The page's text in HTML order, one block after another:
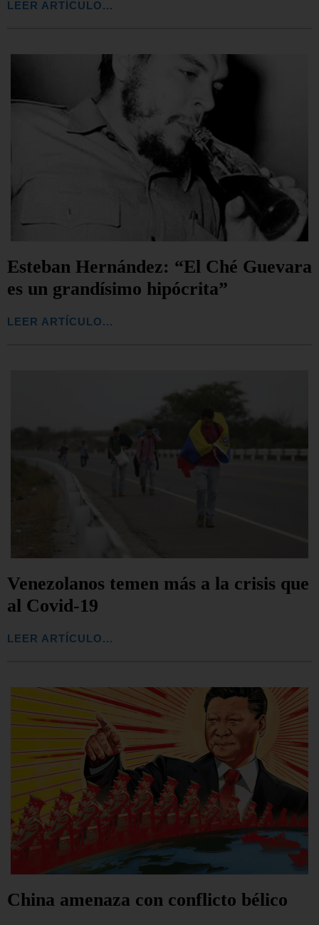
LEER ARTÍCULO...
Esteban Hernández: “El Ché Guevara
es un grandísimo hipócrita”
LEER ARTÍCULO...
Venezolanos temen más a la crisis que
al Covid-19
LEER ARTÍCULO...
China amenaza con conflicto bélico